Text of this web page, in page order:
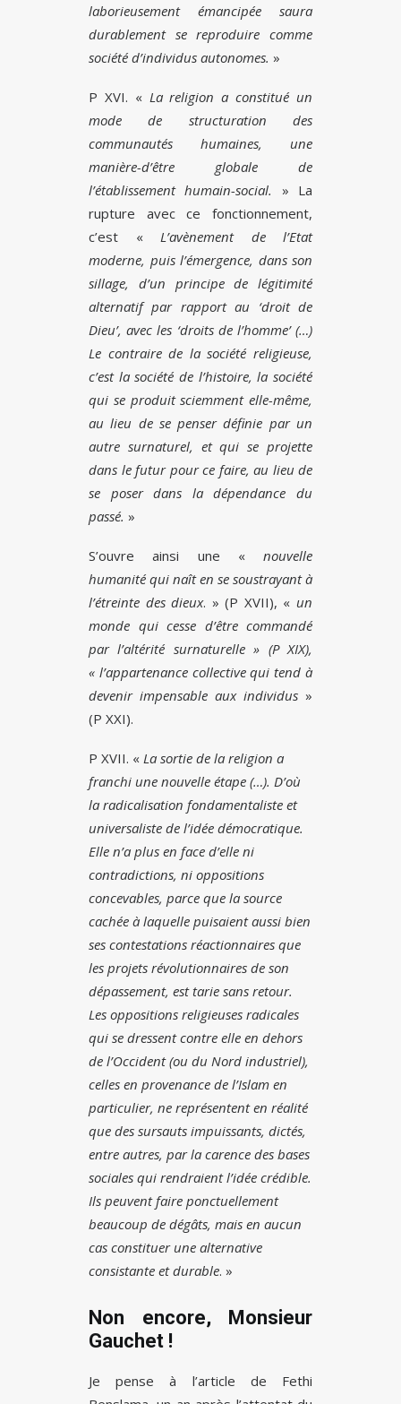
laborieusement émancipée saura
durablement se reproduire comme
société d’individus autonomes. »
P XVI. « La religion a constitué un
mode de structuration des
communautés humaines, une
manière-d’être globale de
l’établissement humain-social.
» La
rupture avec ce fonctionnement,
c’est « L’avènement de l’Etat
moderne, puis l’émergence, dans son
sillage, d’un principe de légitimité
alternatif par rapport au ‘droit de
Dieu’, avec les ‘droits de l’homme’ (…)
Le contraire de la société religieuse,
c’est la société de l’histoire, la société
qui se produit sciemment elle-même,
au lieu de se penser définie par un
autre surnaturel, et qui se projette
dans le futur pour ce faire, au lieu de
se poser dans la dépendance du
passé. »
S’ouvre ainsi une « nouvelle
humanité qui naît en se soustrayant à
l’étreinte des dieux. » (P XVII), «un
monde qui cesse d’être commandé
par l’altérité surnaturelle » (P XIX),
« l’appartenance collective qui tend à
devenir impensable aux individus »
(P XXI).
P XVII. « La sortie de la religion a
franchi une nouvelle étape (…). D’où
la radicalisation fondamentaliste et
universaliste de l’idée démocratique.
Elle n’a plus en face d’elle ni
contradictions, ni oppositions
concevables, parce que la source
cachée à laquelle puisaient aussi bien
ses contestations réactionnaires que
les projets révolutionnaires de son
dépassement, est tarie sans retour.
Les oppositions religieuses radicales
qui se dressent contre elle en dehors
de l’Occident (ou du Nord industriel),
celles en provenance de l’Islam en
particulier, ne représentent en réalité
que des sursauts impuissants, dictés,
entre autres, par la carence des bases
sociales qui rendraient l’idée crédible.
Ils peuvent faire ponctuellement
beaucoup de dégâts, mais en aucun
cas constituer une alternative
consistante et durable. »
Non encore, Monsieur
Gauchet !
Je pense à l’article de Fethi